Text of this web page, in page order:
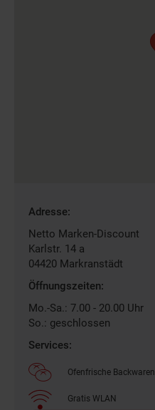
Gefundene
Filiale
Adresse:
Netto Marken-Discount
Karlstr. 14 a
04420 Markranstädt
Öffnungszeiten:
Mo.-Sa.: 7.00 - 20.00 Uhr
So.: geschlossen
Services:
Ofenfrische Backwaren
Gratis WLAN